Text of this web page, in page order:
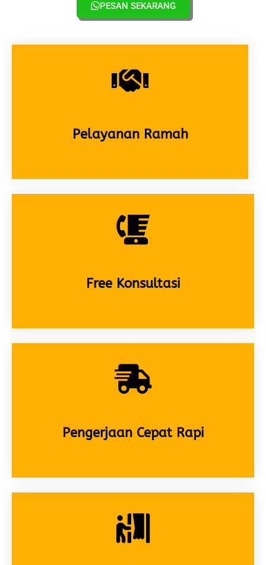
PESAN SEKARANG
Pelayanan Ramah
Free Konsultasi
Pengerjaan Cepat Rapi